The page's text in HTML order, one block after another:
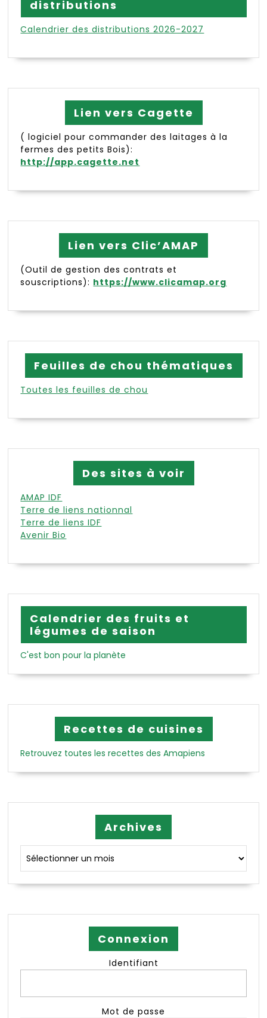
distributions
Calendrier des distributions 2026-2027
Lien vers Cagette
( logiciel pour commander des laitages à la
fermes des petits Bois):
http://app.cagette.net
Lien vers Clic’AMAP
(Outil de gestion des contrats et
souscriptions): https://www.clicamap.org
Feuilles de chou thématiques
Toutes les feuilles de chou
Des sites à voir
AMAP IDF
Terre de liens nationnal
Terre de liens IDF
Avenir Bio
Calendrier des fruits et
légumes de saison
C'est bon pour la planète
Recettes de cuisines
Retrouvez toutes les recettes des Amapiens
Archives
Connexion
Identifiant
Mot de passe